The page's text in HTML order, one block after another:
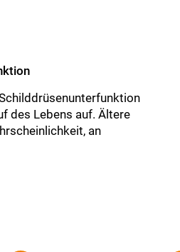
des Lebens auf. Ältere
an